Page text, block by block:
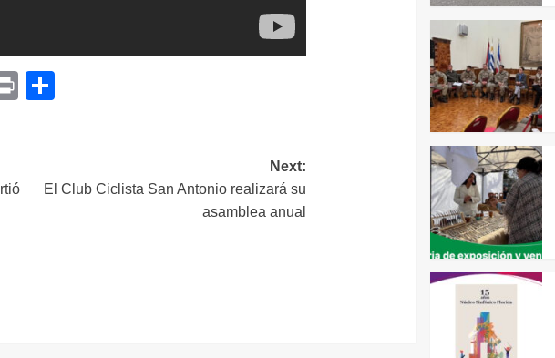
Print
Next:
El Club Ciclista San Antonio realizará su
asamblea anual